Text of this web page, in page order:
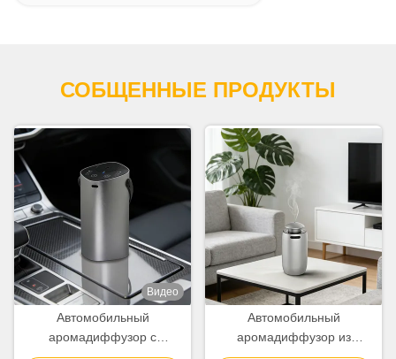
СОБЩЕННЫЕ ПРОДУКТЫ
Видео
Автомобильный
аромадиффузор с
Автомобильный
аромадиффузор из